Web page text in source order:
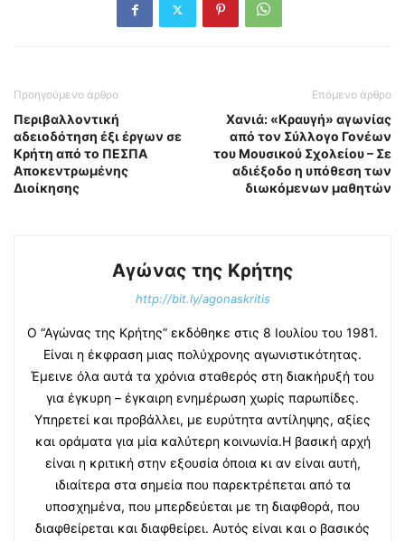
Προηγούμενο άρθρο
Περιβαλλοντική
αδειοδότηση έξι έργων σε
Κρήτη από το ΠΕΣΠΑ
Αποκεντρωμένης
Διοίκησης
Επόμενο άρθρο
Χανιά: «Κραυγή» αγωνίας
από τον Σύλλογο Γονέων
του Μουσικού Σχολείου – Σε
αδιέξοδο η υπόθεση των
διωκόμενων μαθητών
Αγώνας της Κρήτης
http://bit.ly/agonaskritis
Ο “Αγώνας της Κρήτης” εκδόθηκε στις 8 Ιουλίου του 1981.
Είναι η έκφραση μιας πολύχρονης αγωνιστικότητας.
Έμεινε όλα αυτά τα χρόνια σταθερός στη διακήρυξή του
για έγκυρη – έγκαιρη ενημέρωση χωρίς παρωπίδες.
Υπηρετεί και προβάλλει, με ευρύτητα αντίληψης, αξίες
και οράματα για μία καλύτερη κοινωνία.Η βασική αρχή
είναι η κριτική στην εξουσία όποια κι αν είναι αυτή,
ιδιαίτερα στα σημεία που παρεκτρέπεται από τα
υποσχημένα, που μπερδεύεται με τη διαφθορά, που
διαφθείρεται και διαφθείρει. Αυτός είναι και ο βασικός